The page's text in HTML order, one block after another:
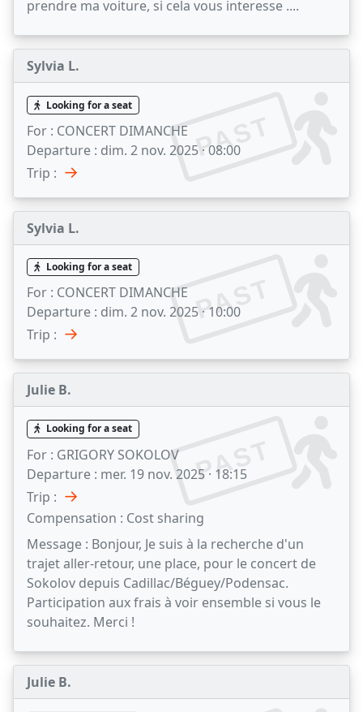
prendre ma voiture, si cela vous interesse ....
Sylvia L.
PAST
Looking for a seat
For : CONCERT DIMANCHE
Departure : dim. 2 nov. 2025 · 08:00
Trip : →
Sylvia L.
PAST
Looking for a seat
For : CONCERT DIMANCHE
Departure : dim. 2 nov. 2025 · 10:00
Trip : →
Julie B.
PAST
Looking for a seat
For : GRIGORY SOKOLOV
Departure : mer. 19 nov. 2025 · 18:15
Trip : →
Compensation : Cost sharing
Message : Bonjour, Je suis à la recherche d'un
trajet aller-retour, une place, pour le concert de
Sokolov depuis Cadillac/Béguey/Podensac.
Participation aux frais à voir ensemble si vous le
souhaitez. Merci !
Julie B.